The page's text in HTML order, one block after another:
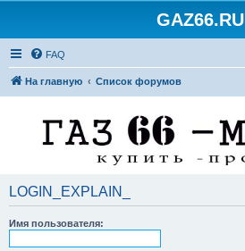
GAZ66.RU
FAQ
На главную Список форумов
LOGIN_EXPLAIN_
Имя пользователя: